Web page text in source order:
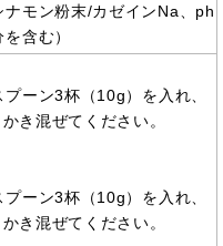
モン粉末/カゼインNa、ph
含む）
ーン3杯（10g）を入れ、
き混ぜてください。
ーン3杯（10g）を入れ、
き混ぜてください。